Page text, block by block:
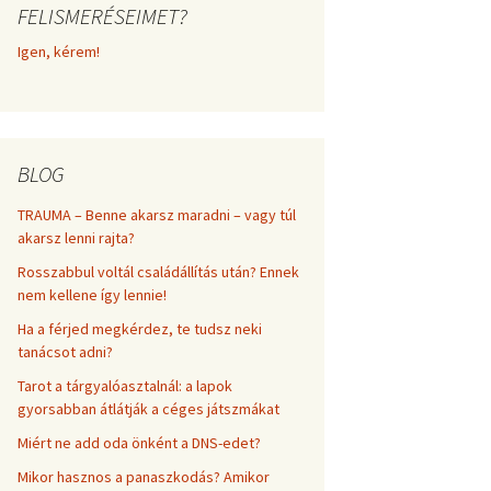
frekvenciákkal
FELISMERÉSEIMET?
Igen, kérem!
BLOG
TRAUMA – Benne akarsz maradni – vagy túl
akarsz lenni rajta?
Rosszabbul voltál családállítás után? Ennek
nem kellene így lennie!
Ha a férjed megkérdez, te tudsz neki
tanácsot adni?
Tarot a tárgyalóasztalnál: a lapok
gyorsabban átlátják a céges játszmákat
Miért ne add oda önként a DNS-edet?
Mikor hasznos a panaszkodás? Amikor